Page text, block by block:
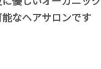
なヘアサロンです